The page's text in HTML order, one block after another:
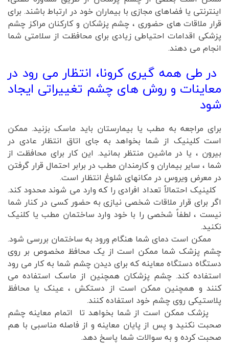
اینترنتی یا فضاهای مجازی با بیماران خود در ارتباط باشند. برای
قرار ملاقات های حضوری ، چشم پزشکان و کارکنان مراکز چشم
پزشکی اقدامات احتیاطی زیادی برای محافظت از سلامتی شما
انجام می دهند.
در طی همه گیری کرونا، انتظار می رود در
معاینات و روش های چشم تغییراتی ایجاد
شود
برای مراجعه به مطب یا بیمارستان باید ماسک بزنید. ممکن
است کلینیک از شما بخواهد به جای اتاق انتظار عادی در
بیرون ، یا در ماشین منتظر بمانید. این کار برای محافظت از
شما ، سایر بیماران و کارمندان مطب در برابر احتمال قرار گرفتن
در معرض ویروس در مکانهای شلوغ انتظار است.
کلینیک احتمالاً تعداد افرادی را که وارد می شوند محدود کند.
اگر برای قرار ملاقات شخصی نیازی به حضور کسی در کنار شما
نیست ، لطفاً شخصی را با خود وارد ساختمان مطب یا کلنیک
نکنید.
ممکن است دمای شما هنگام ورود به ساختمان بررسی شود.
چشم پزشک شما ممکن است از یک محافظ مخصوص بر روی
دستگاه دستگاه معاینه که برای دیدن چشم شما به کار می رود
استفاده کند. چشم پزشکان همچنین از ماسک استفاده می
کنند و همچنین ممکن است از دستکش ، عینک یا محافظ
پلاستیکی روی چشم خود استفاده کنند.
پزشک ممکن است از شما بخواهد تا اتمام معاینه چشم
صحبت نکنید و پس از پایان معاینه و از فاصله مناسبی با هم
صحبت کرده و به سوالات شما پاسخ دهد.